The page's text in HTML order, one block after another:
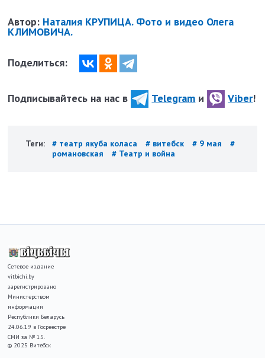
Автор: Наталия КРУПИЦА. Фото и видео Олега
КЛИМОВИЧА.
Поделиться:
Подписывайтесь на нас в Telegram и Viber!
Теги: # театр якуба коласа # витебск # 9 мая
#
романовская
# Театр и война
Сетевое издание
vitbichi.by
зарегистрировано
Министерством
информации
Республики Беларусь
24.06.19 в Госреестре
СМИ за № 15.
© 2025 Витебск